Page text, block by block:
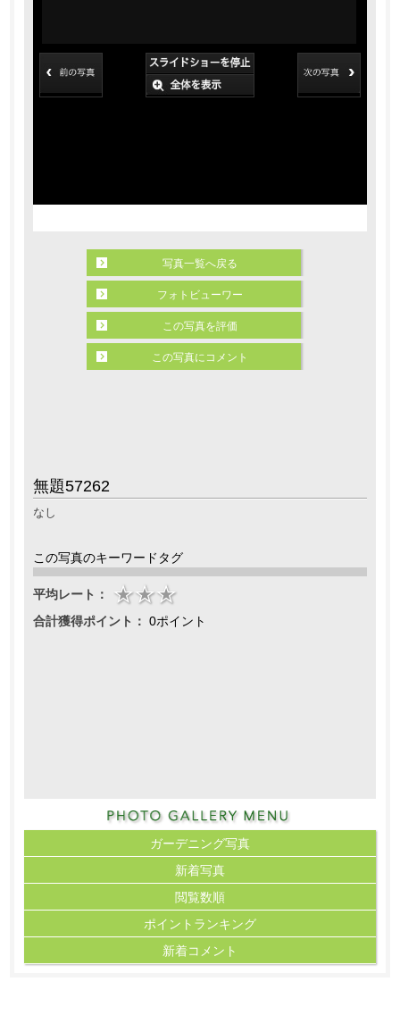
無題57262
なし
この写真のキーワードタグ
平均レート：
合計獲得ポイント： 0ポイント
写真一覧へ戻る
フォトビューワー
この写真を評価
この写真にコメント
ガーデニング写真
新着写真
閲覧数順
ポイント ランキング
新着コメント